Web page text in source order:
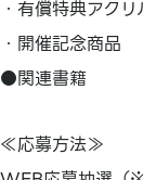
・有償特典アク
・開催記念商品
●関連書籍
≪応募方法≫